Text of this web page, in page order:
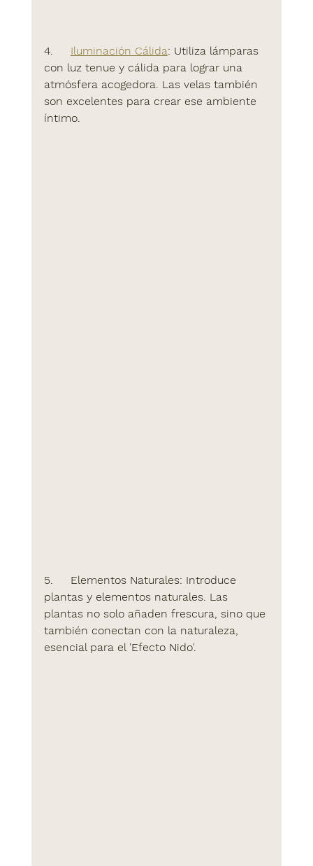
4. Iluminación Cálida: Utiliza lámparas
con luz tenue y cálida para lograr una
atmósfera acogedora. Las velas también
son excelentes para crear ese ambiente
íntimo.
5. Elementos Naturales: Introduce
plantas y elementos naturales. Las
plantas no solo añaden frescura, sino que
también conectan con la naturaleza,
esencial para el 'Efecto Nido'.